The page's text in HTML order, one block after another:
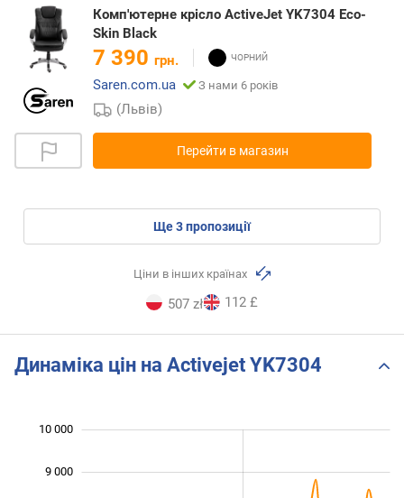
Комп'ютерне крісло ActiveJet YK7304 Eco-
Skin Black
7 390 грн.
Saren.com.ua
З нами 6 років
(Львів)
Перейти в магазин
ще3пропозиції
Ціни в інших країнах
507 zł 112 £
Динаміка цін на Activejet YK7304
9 000
10 000